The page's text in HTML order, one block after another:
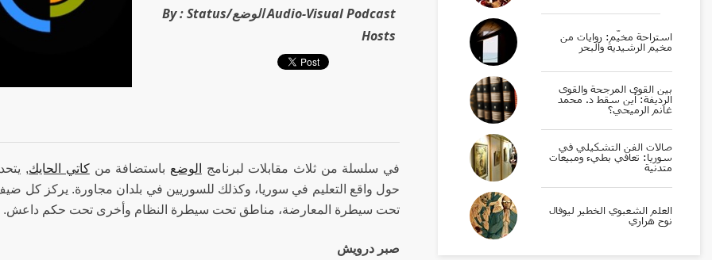
By :Status/الوضع Audio-Visual Podcast
Hosts
في سلسلة من ثلاث مقابلات لبرنامج الوضع باستضافة منكاتي الحايك,
حول واقع التعليم في سوريا، وكذلك للسوريين في بلدان مجاورة. يركز كل
تحت سيطرة المعارضة، مناطق تحت سيطرة النظام وأخرى تحت حكم داعش.
صبر درويش
استراحة مخيّم: روايات من
مخيم الرشيدية والبحر
بين القوى المرجحة والقوى
الرديفة: أين سقط د. محمد
غانم الرميحي؟
صالات الفن التشكيلي في
سوريا: تعافي بطيء ومبيعات
متدنية
العلم الشعبوي الخطير ليوفال
نوح هراري